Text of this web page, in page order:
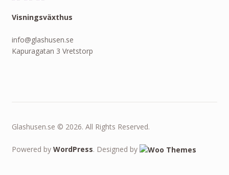
Visningsväxthus
info@glashusen.se
Kapuragatan 3 Vretstorp
Glashusen.se © 2026. All Rights Reserved.
Powered by WordPress. Designed by